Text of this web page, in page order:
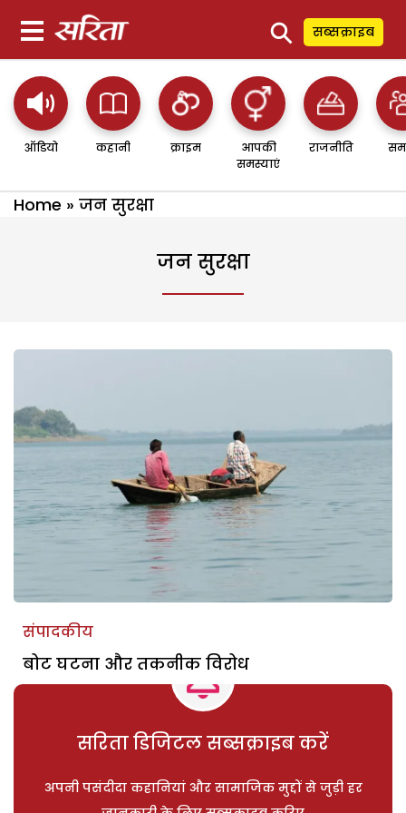
⚲ सब्सक्राइब
ऑडियो कहानी क्राइम
आपकी
समस्याएं
राजनीति
Home » जन सुरक्षा
जन सुरक्षा
संपादकीय
बोट घटना और तकनीक विरोध
सरिता डिजिटल सब्सक्राइब करें
अपनी पसंदीदा कहानियां और सामाजिक मुद्दों से जुड़ी हर